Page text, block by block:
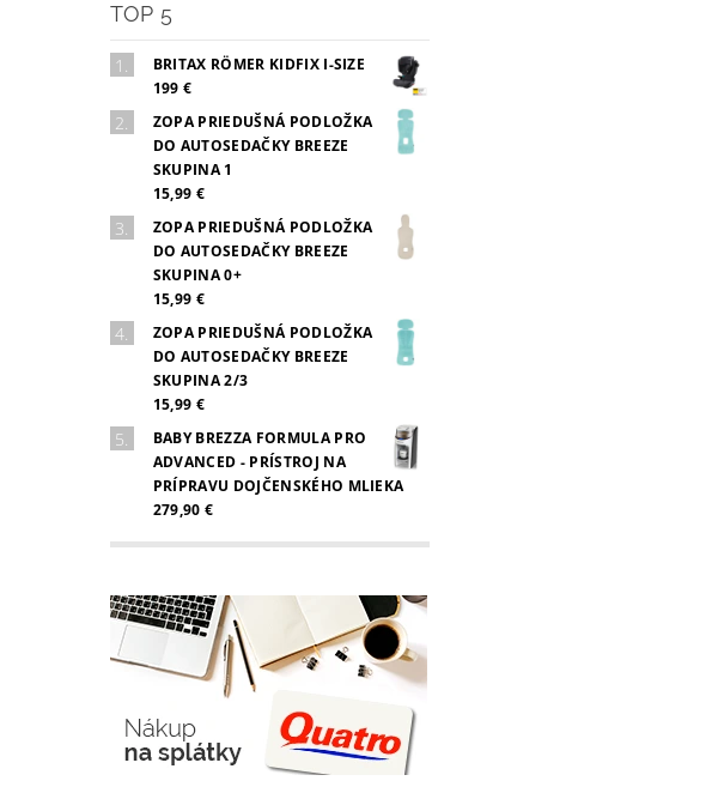
TOP 5
BRITAX RÖMER KIDFIX I-SIZE
199 €
ZOPA PRIEDUŠNÁ PODLOŽKA
DO AUTOSEDAČKY BREEZE
SKUPINA 1
15,99 €
ZOPA PRIEDUŠNÁ PODLOŽKA
DO AUTOSEDAČKY BREEZE
SKUPINA 0+
15,99 €
ZOPA PRIEDUŠNÁ PODLOŽKA
DO AUTOSEDAČKY BREEZE
SKUPINA 2/3
15,99 €
BABY BREZZA FORMULA PRO
ADVANCED - PRÍSTROJ NA
PRÍPRAVU DOJČENSKÉHO MLIEKA
279,90 €